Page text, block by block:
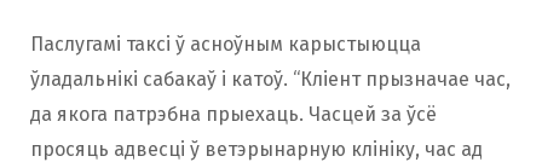
Паслугамі таксі ў асноўным карыстыюцца
ўладальнікі сабакаў і катоў. “Кліент прызначае час,
да якога патрэбна прыехаць. Часцей за ўсё
просяць адвесці ў ветэрынарную клініку, час ад